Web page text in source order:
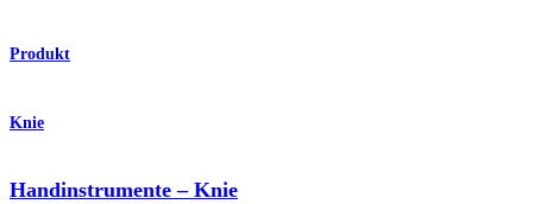
Produkt
Knie
Handinstrumente – Knie